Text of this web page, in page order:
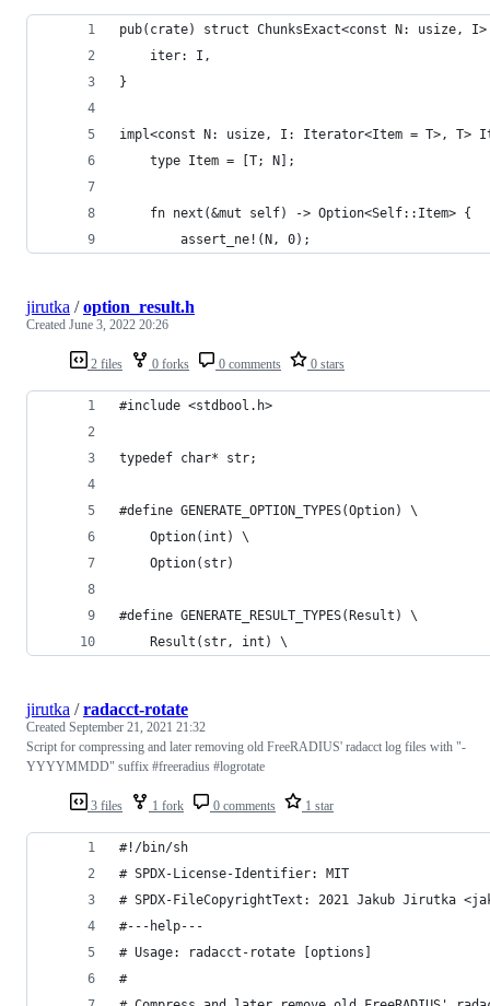
pub(crate) struct ChunksExact<const N: usize,
    iter: I,
}
impl<const N: usize, I: Iterator<Item = T>, T>
    type Item = [T; N];
    fn next(&mut self) -> Option<Self::Item> {
        assert_ne!(N, 0);
2 files 0 forks 0 comments 0 stars
jirutka /option_result.h
Created June 3, 2022 20:26
#include <stdbool.h>
typedef char* str;
#define GENERATE_OPTION_TYPES(Option) \
    Option(int) \
    Option(str)
#define GENERATE_RESULT_TYPES(Result) \
    Result(str, int) \
3 files 1 fork 0 comments 1 star
jirutka /radacct-rotate
Created September 21, 2021 21:32
Script for compressing and later removing old FreeRADIUS' radacct log files with "-
YYYYMMDD" suffix #freeradius #logrotate
#!/bin/sh
# SPDX-License-Identifier: MIT
# SPDX-FileCopyrightText: 2021 Jakub Jirutka
#---help---
# Usage: radacct-rotate [options]
#